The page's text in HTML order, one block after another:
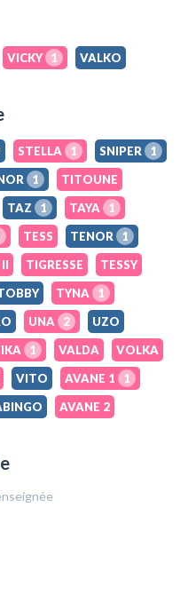
VICKY 1 VALKO
STELLA 1 SNIPER
1
1
TITOUNE
TAZ 1 TAYA
1
TESS TENOR
1
TIGRESSE
TESSY
TYNA
1
UNA 2
UZO
1 VALDA
VOLKA
VITO AVANE 1
1
AVANE 2